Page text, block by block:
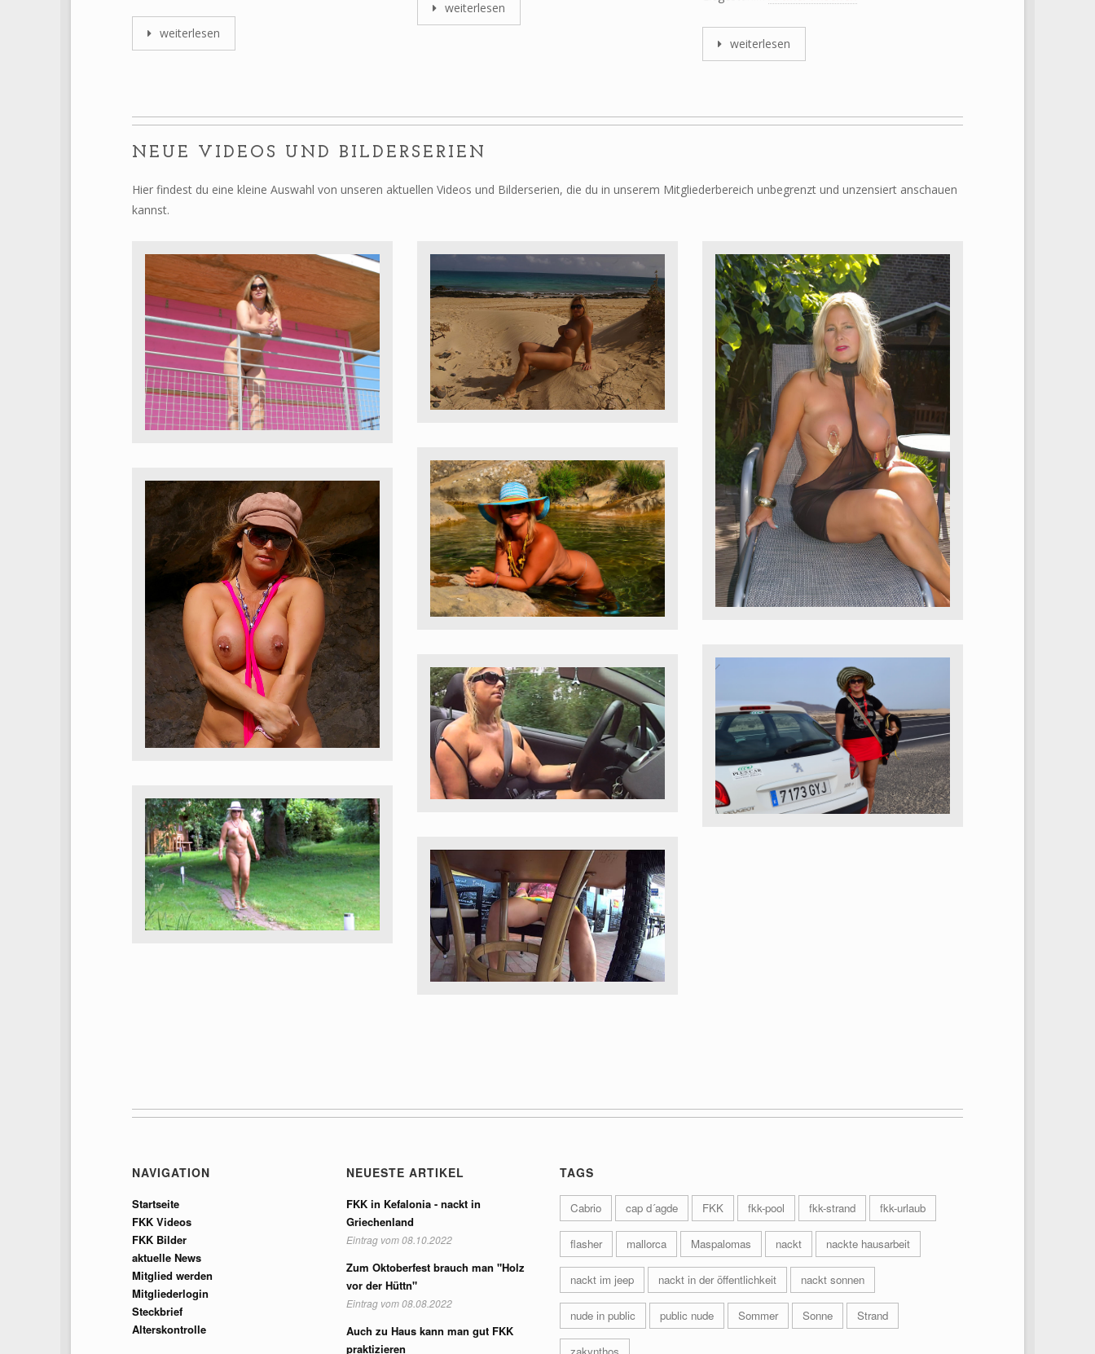
weiterlesen
weiterlesen
weiterlesen
NEUE VIDEOS UND BILDERSERIEN
Hier findest du eine kleine Auswahl von unseren aktuellen Videos und Bilderserien, die du in unserem Mitgliederbereich unbegrenzt und unzensiert anschauen
kannst.
NAVIGATION
Startseite
FKK Videos
FKK Bilder
aktuelle News
Mitglied werden
Mitgliederlogin
Steckbrief
Alterskontrolle
NEUESTE ARTIKEL
FKK in Kefalonia - nackt in
Griechenland
Eintrag vom 08.10.2022
Zum Oktoberfest brauch man "Holz
vor der Hüttn"
Eintrag vom 08.08.2022
Auch zu Haus kann man gut FKK
praktizieren
TAGS
Cabrio cap d´agde FKK fkk-pool fkk-strand fkk-urlaub
flasher mallorca Maspalomas nackt nackte hausarbeit
nackt im jeep nackt in der öffentlichkeit nackt sonnen
nude in public public nude Sommer Sonne Strand
zakynthos